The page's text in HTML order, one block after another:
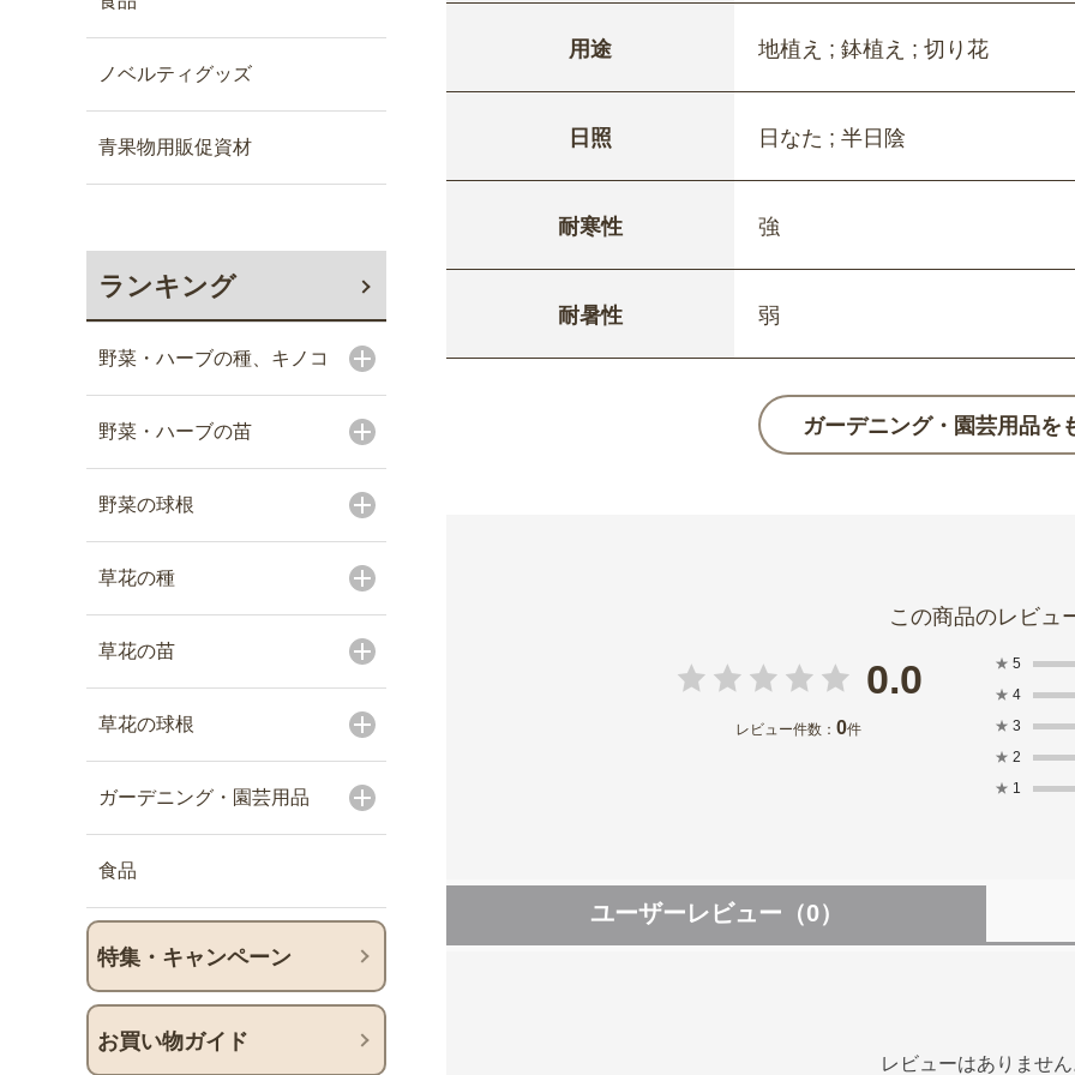
ノベルティグッズ
青果物用販促資材
ランキング
野菜・ハーブの種、キノコ
野菜・ハーブの苗
野菜の球根
草花の種
草花の苗
草花の球根
ガーデニング・園芸用品
食品
特集・キャンペーン
お買い物ガイド
用途 地植え ; 鉢植え ; 切り花
日照 日なた ; 半日陰
耐寒性 強
耐暑性 弱
ガーデニング・園芸用品を
0.0
レビュー件数： 0件
★ 5
★ 4
★ 3
★ 2
★ 1
ユーザーレビュー （0）
レビューはありません